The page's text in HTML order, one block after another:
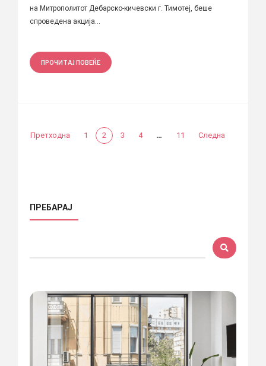
на Митрополитот Дебарско-кичевски г. Тимотеј, беше
спроведена акција...
ПРОЧИТАЈ ПОВЕЌЕ
Претходна 1 2 3 4 … 11 Следна
ПРЕБАРАЈ